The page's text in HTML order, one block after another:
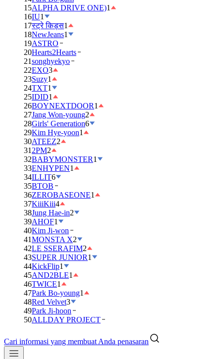
15ALPHA DRIVE ONE)1
16IU1
17स्ट्रे किड्स1
18NewJeans1
19ASTRO
20Hearts2Hearts
21songhyekyo
22EXO3
23Suzy1
24TXT1
25IDID1
26BOYNEXTDOOR1
27Jang Won-young2
28Girls' Generation6
29Kim Hye-yoon1
30ATEEZ2
31 2PM2
32BABYMONSTER1
33ENHYPEN1
34ILLIT6
35BTOB
36ZEROBASEONE1
37KiiiKiii4
38Jung Hae-in2
39AHOF1
40Kim Ji-won
41MONSTA X2
42LE SSERAFIM2
43SUPER JUNIOR1
44KickFlip1
45AND2BLE1
46TWICE1
47Park Bo-young1
48Red Velvet3
49Park Ji-hoon
50ALLDAY PROJECT
Cari informasi yang membuat Anda penasaran